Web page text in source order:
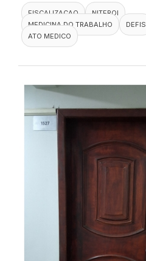
FISCALIZACAO
NITEROI
MEDICINA DO TRABALHO
DEFIS
ATO MEDICO